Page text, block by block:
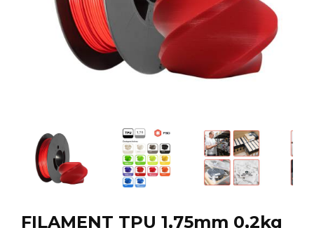
FILAMENT TPU 1,75mm 0,2kg